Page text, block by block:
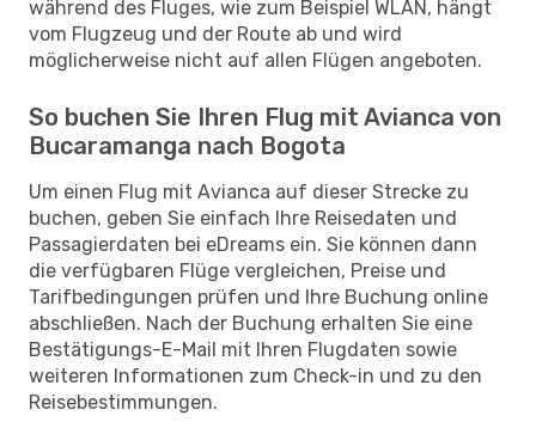
während des Fluges, wie zum Beispiel WLAN, hängt
vom Flugzeug und der Route ab und wird
möglicherweise nicht auf allen Flügen angeboten.
So buchen Sie Ihren Flug mit Avianca von
Bucaramanga nach Bogota
Um einen Flug mit Avianca auf dieser Strecke zu
buchen, geben Sie einfach Ihre Reisedaten und
Passagierdaten bei eDreams ein. Sie können dann
die verfügbaren Flüge vergleichen, Preise und
Tarifbedingungen prüfen und Ihre Buchung online
abschließen. Nach der Buchung erhalten Sie eine
Bestätigungs-E-Mail mit Ihren Flugdaten sowie
weiteren Informationen zum Check-in und zu den
Reisebestimmungen.